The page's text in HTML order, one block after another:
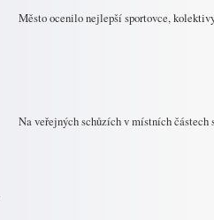
Město ocenilo nejlepší sportovce,
Na veřejných schůzích v místních